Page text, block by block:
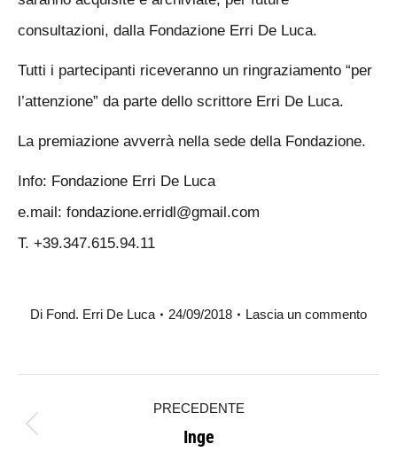
consultazioni, dalla Fondazione Erri De Luca.
Tutti i partecipanti riceveranno un ringraziamento “per
l’attenzione” da parte dello scrittore Erri De Luca.
La premiazione avverrà nella sede della Fondazione.
Info: Fondazione Erri De Luca
e.mail: fondazione.erridl@gmail.com
T. +39.347.615.94.11
Di Fond. Erri De Luca 24/09/2018 Lascia un commento
tra
PRECEDENTE
Post
Inge